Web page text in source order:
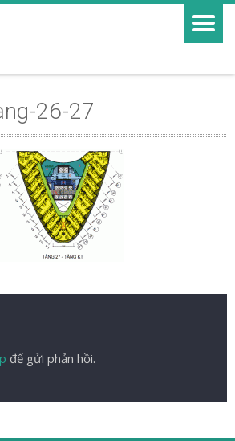
26-27
để gửi phản hồi.